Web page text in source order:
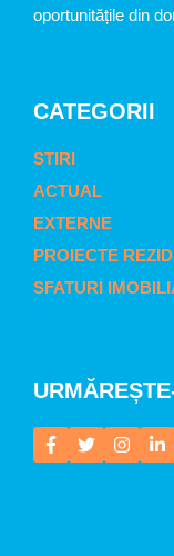
oportunitățile din
CATEGORII
STIRI
ACTUAL
EXTERNE
PROIECTE
SFATURI